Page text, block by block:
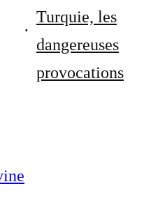
Turquie, les
dangereuses
provocations